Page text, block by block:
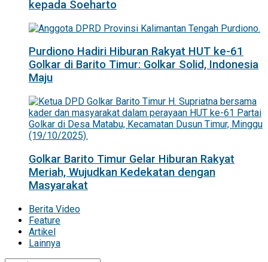
kepada Soeharto
Purdiono Hadiri Hiburan Rakyat HUT ke-61
Golkar di Barito Timur: Golkar Solid, Indonesia
Maju
Golkar Barito Timur Gelar Hiburan Rakyat
Meriah, Wujudkan Kedekatan dengan
Masyarakat
Berita Video
Feature
Artikel
Lainnya